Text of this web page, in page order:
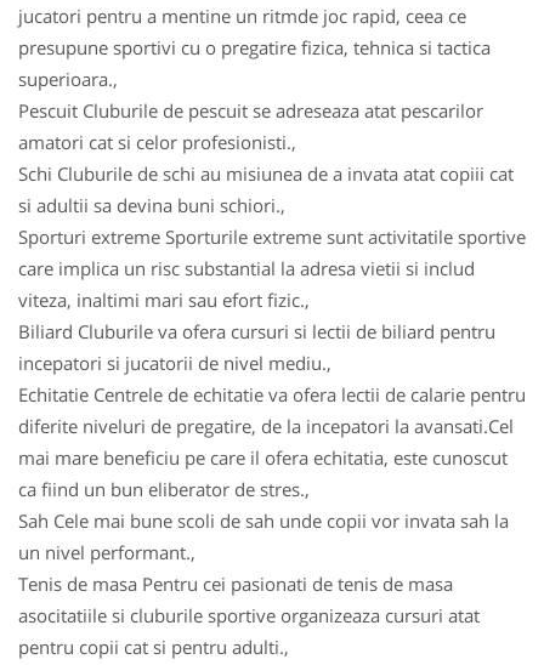
jucatori pentru a mentine un ritmde joc rapid, ceea ce
presupune sportivi cu o pregatire fizica, tehnica si tactica
superioara.,
Pescuit Cluburile de pescuit se adreseaza atat pescarilor
amatori cat si celor profesionisti.,
Schi Cluburile de schi au misiunea de a invata atat copiii cat
si adultii sa devina buni schiori.,
Sporturi extreme Sporturile extreme sunt activitatile sportive
care implica un risc substantial la adresa vietii si includ
viteza, inaltimi mari sau efort fizic.,
Biliard Cluburile va ofera cursuri si lectii de biliard pentru
incepatori si jucatorii de nivel mediu.,
Echitatie Centrele de echitatie va ofera lectii de calarie pentru
diferite niveluri de pregatire, de la incepatori la avansati.Cel
mai mare beneficiu pe care il ofera echitatia, este cunoscut
ca fiind un bun eliberator de stres.,
Sah Cele mai bune scoli de sah unde copii vor invata sah la
un nivel performant.,
Tenis de masa Pentru cei pasionati de tenis de masa
asocitatiile si cluburile sportive organizeaza cursuri atat
pentru copii cat si pentru adulti.,